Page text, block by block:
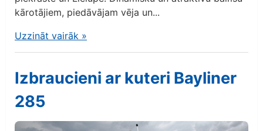
kārotājiem, piedāvājam vēja un...
Uzzināt vairāk »
Izbraucieni ar kuteri Bayliner
285